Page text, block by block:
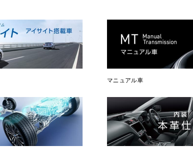
マニュアル車